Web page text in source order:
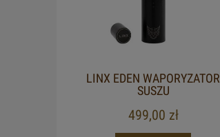
LINX EDEN WAPORYZATOR
SUSZU
499,00 zł